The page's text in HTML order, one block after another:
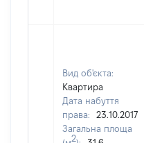
Вид об'єкта:
Квартира
Дата набуття
права:
23.10.2017
Загальна площа
2